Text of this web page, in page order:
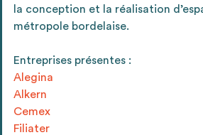
Être recontacté
renseignements
la conception et la réalisation
métropole bordelaise.
Entreprises présentes :
Alegina
Alkern
Cemex
Filiater